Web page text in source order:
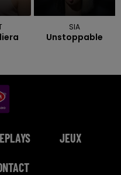
SIA
Unstoppable
JEUX